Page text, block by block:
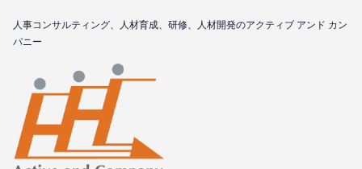
⼈事コンサルティング、⼈材育成、研修、⼈材開発のアクティブ アンド カン
パニー